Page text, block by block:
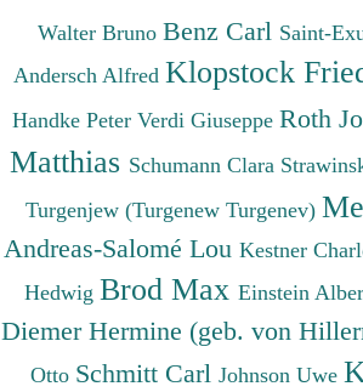
Walter Bruno Benz Carl Saint-
Andersch Alfred Klopstock
Handke Peter Verdi Giuseppe Roth
Matthias Schumann Clara
Turgenjew (Turgenew Turgenev)
Andreas-Salomé Lou Kestner
Hedwig Brod Max Einstein
Diemer Hermine (geb. von
Otto Schmitt Carl Johnson Uwe